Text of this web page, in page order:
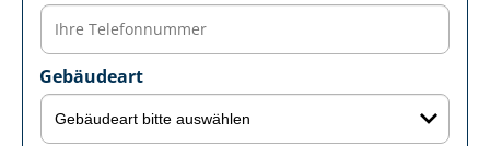
Gebäudeart